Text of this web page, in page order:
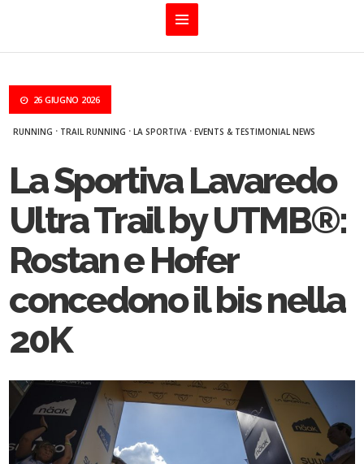
26 GIUGNO 2026
RUNNING · TRAIL RUNNING ·LA SPORTIVA ·EVENTS & TESTIMONIAL NEWS
La Sportiva Lavaredo
Ultra Trail by UTMB®:
Rostan e Hofer
concedono il bis nella
20K